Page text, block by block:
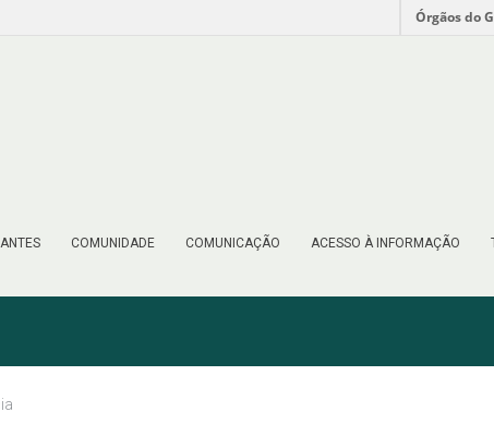
Órgãos do
COMUNIDADE COMUNICAÇÃO ACESSO À INFORMAÇÃO